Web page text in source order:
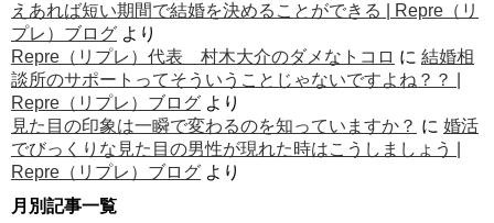
えあれば短い期間で結婚を決めることができる | Repre（リ
プレ）ブログ より
Repre（リプレ）代表 村木大介のダメなトコロ に 結婚相
談所のサポートってそういうことじゃないですよね？？ |
Repre（リプレ）ブログ より
見た目の印象は一瞬で変わるのを知っていますか？ に 婚活
でびっくりな見た目の男性が現れた時はこうしましょう |
Repre（リプレ）ブログ より
月別記事一覧